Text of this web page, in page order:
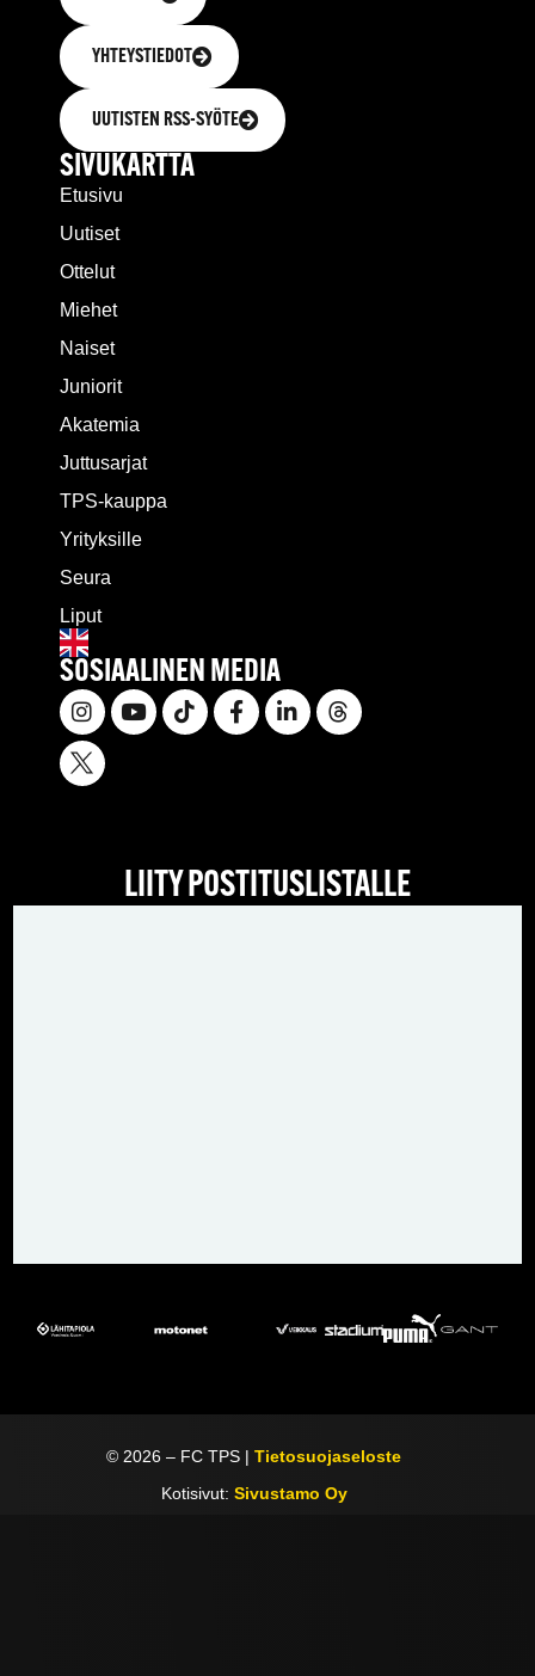
YHTEYSTIEDOT
UUTISTEN RSS-SYÖTE
SIVUKARTTA
Etusivu
Uutiset
Ottelut
Miehet
Naiset
Juniorit
Akatemia
Juttusarjat
TPS-kauppa
Yrityksille
Seura
Liput
SOSIAALINEN MEDIA
LIITY POSTITUSLISTALLE
©2026 – FC TPS |Tietosuojaseloste
Kotisivut: Sivustamo Oy